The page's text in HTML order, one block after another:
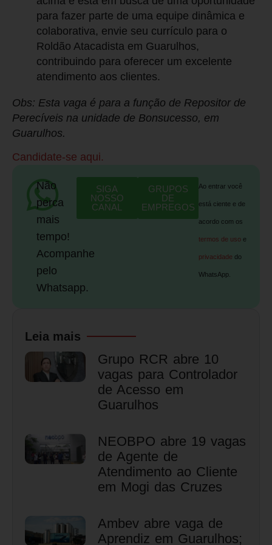
para fazer parte de uma equipe dinâmica e
colaborativa, envie seu currículo para o
Roldão Atacadista em Guarulhos,
contribuindo para oferecer um excelente
atendimento aos clientes.
Obs: Esta vaga é para a função de Repositor de
Perecíveis na unidade de Bonsucesso, em
Guarulhos.
Candidate-se aqui.
Não
perca
mais
tempo!
Acompanhe
pelo
Whatsapp.
SIGA
NOSSO
CANAL
GRUPOS
DE
EMPREGOS
Ao entrar você
está ciente e de
acordo com os
termos de uso e
privacidade do
WhatsApp.
Leia mais
Grupo RCR abre 10
vagas para Controlador
de Acesso em
Guarulhos
NEOBPO abre 19 vagas
de Agente de
Atendimento ao Cliente
em Mogi das Cruzes
Ambev abre vaga de
Aprendiz em Guarulhos;